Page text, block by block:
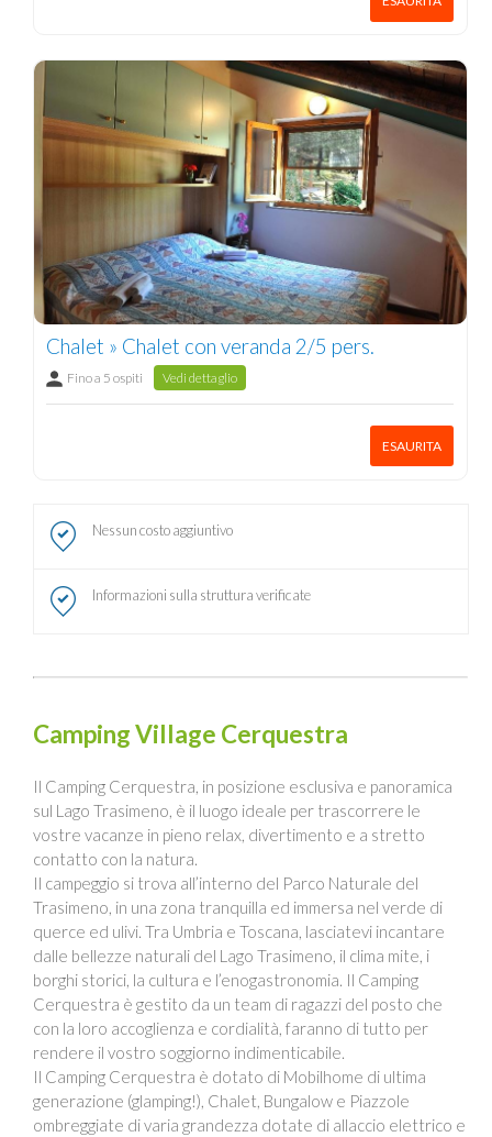
Chalet » Chalet con veranda 2/5 pers.
Fino a 5 ospiti Vedi dettaglio
ESAURITA
Nessun costo aggiuntivo
Informazioni sulla struttura verificate
Camping Village Cerquestra
Il Camping Cerquestra, in posizione esclusiva e panoramica
sul Lago Trasimeno, è il luogo ideale per trascorrere le
vostre vacanze in pieno relax, divertimento e a stretto
contatto con la natura.
Il campeggio si trova all’interno del Parco Naturale del
Trasimeno, in una zona tranquilla ed immersa nel verde di
querce ed ulivi. Tra Umbria e Toscana, lasciatevi incantare
dalle bellezze naturali del Lago Trasimeno, il clima mite, i
borghi storici, la cultura e l’enogastronomia. Il Camping
Cerquestra è gestito da un team di ragazzi del posto che
con la loro accoglienza e cordialità, faranno di tutto per
rendere il vostro soggiorno indimenticabile.
Il Camping Cerquestra è dotato di Mobilhome di ultima
generazione (glamping!), Chalet, Bungalow e Piazzole
ombreggiate di varia grandezza dotate di allaccio elettrico e